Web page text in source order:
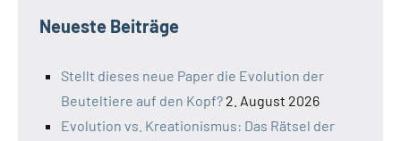
Neueste Beiträge
Stellt dieses neue Paper die Evolution der
Beuteltiere auf den Kopf? 2. August 2026
Evolution vs. Kreationismus: Das Rätsel der